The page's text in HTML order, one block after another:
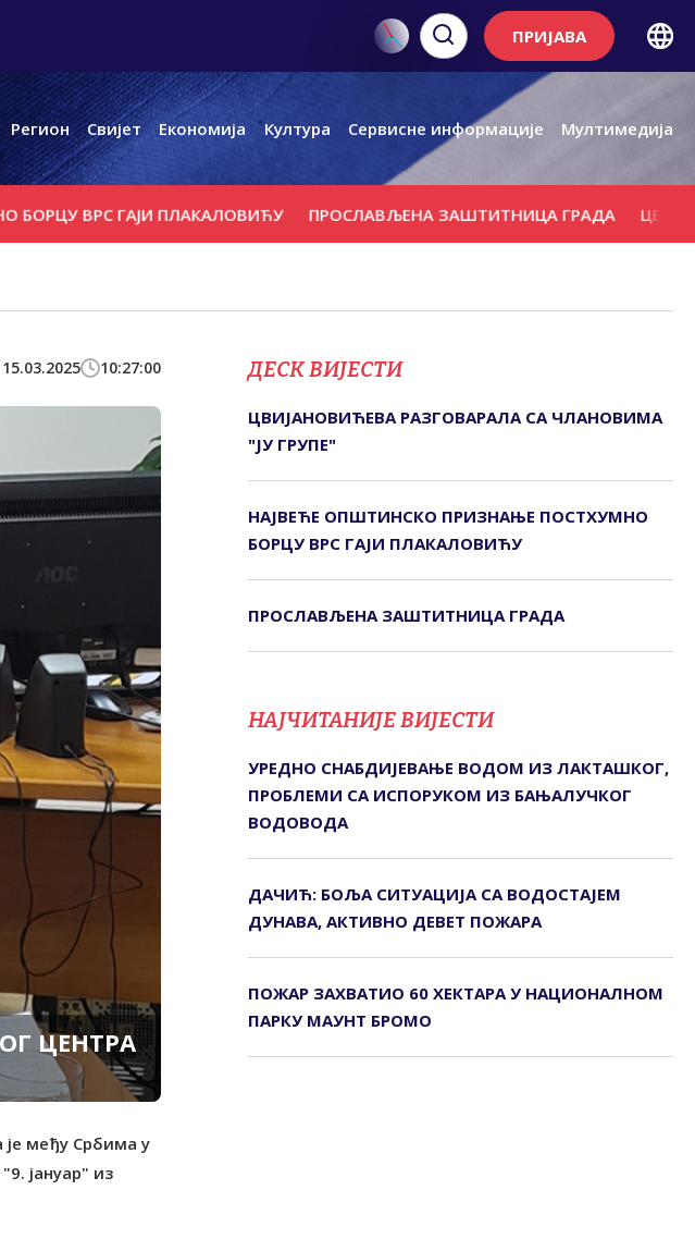
ПРИЈАВА
Регион Свијет Економија Култура Сервисне информације Мултимедија
ГАЈИ ПЛАКАЛОВИЋУ ПРОСЛАВЉЕНА ЗАШТИТНИЦА ГРАДА ЦВИЈАНОВИЋ:
15.03.2025 10:27:00
ЦЕНТРА
међу Србима у
јануар" из
ДЕСК ВИЈЕСТИ
ЦВИЈАНОВИЋЕВА РАЗГОВАРАЛА СА ЧЛАНОВИМА
"ЈУ ГРУПЕ"
НАЈВЕЋЕ ОПШТИНСКО ПРИЗНАЊЕ ПОСТХУМНО
БОРЦУ ВРС ГАЈИ ПЛАКАЛОВИЋУ
ПРОСЛАВЉЕНА ЗАШТИТНИЦА ГРАДА
НАЈЧИТАНИЈЕ ВИЈЕСТИ
УРЕДНО СНАБДИЈЕВАЊЕ ВОДОМ ИЗ ЛАКТАШКОГ,
ПРОБЛЕМИ СА ИСПОРУКОМ ИЗ БАЊАЛУЧКОГ
ВОДОВОДА
ДАЧИЋ: БОЉА СИТУАЦИЈА СА ВОДОСТАЈЕМ
ДУНАВА, АКТИВНО ДЕВЕТ ПОЖАРА
ПОЖАР ЗАХВАТИО 60 ХЕКТАРА У НАЦИОНАЛНОМ
ПАРКУ МАУНТ БРОМО